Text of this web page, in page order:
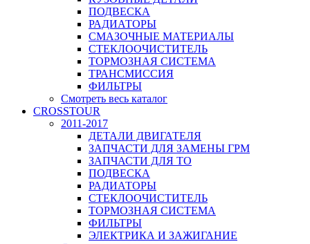
ПОДВЕСКА
РАДИАТОРЫ
СМАЗОЧНЫЕ МАТЕРИАЛЫ
СТЕКЛООЧИСТИТЕЛЬ
ТОРМОЗНАЯ СИСТЕМА
ТРАНСМИССИЯ
ФИЛЬТРЫ
Смотреть весь каталог
CROSSTOUR
2011-2017
ДЕТАЛИ ДВИГАТЕЛЯ
ЗАПЧАСТИ ДЛЯ ЗАМЕНЫ ГРМ
ЗАПЧАСТИ ДЛЯ ТО
ПОДВЕСКА
РАДИАТОРЫ
СТЕКЛООЧИСТИТЕЛЬ
ТОРМОЗНАЯ СИСТЕМА
ФИЛЬТРЫ
ЭЛЕКТРИКА И ЗАЖИГАНИЕ